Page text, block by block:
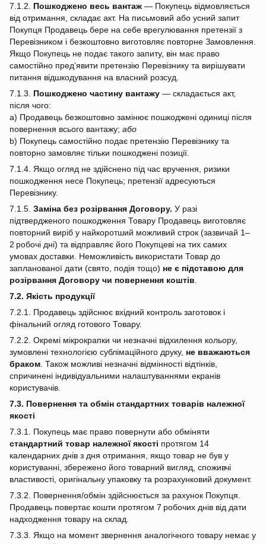
7.1.2. Пошкоджено весь вантаж — Покупець відмовляється
від отримання, складає акт. На письмовий або усний запит
Покупця Продавець бере на себе врегулювання претензії з
Перевізником і безкоштовно виготовляє повторне Замовлення.
Якщо Покупець не подає такого запиту, він має право
самостійно пред’явити претензію Перевізнику та вирішувати
питання відшкодування на власний розсуд.
7.1.3. Пошкоджено частину вантажу — складається акт,
після чого:
a) Продавець безкоштовно замінює пошкоджені одиниці після
повернення всього вантажу; або
b) Покупець самостійно подає претензію Перевізнику та
повторно замовляє тільки пошкоджені позиції.
7.1.4. Якщо огляд не здійснено під час вручення, ризики
пошкодження несе Покупець; претензії адресуються
Перевізнику.
7.1.5. Заміна без розірвання Договору. У разі
підтвердженого пошкодження Товару Продавець виготовляє
повторний виріб у найкоротший можливий строк (зазвичай 1–
2 робочі дні) та відправляє його Покупцеві на тих самих
умовах доставки. Неможливість використати Товар до
запланованої дати (свято, подія тощо) не є підставою для
розірвання Договору чи повернення коштів
7.2. Якість продукції
7.2.1. Продавець здійснює вхідний контроль заготовок і
фінальний огляд готового Товару.
7.2.2. Окремі мікрокрапки чи незначні відхилення кольору,
зумовлені технологією сублімаційного друку, не вважаються
браком . Також можливі незначні відмінності відтінків,
спричинені індивідуальними налаштуваннями екранів
користувачів.
7.3. Повернення та обмін стандартних товарів належної
якості
7.3.1. Покупець має право повернути або обміняти
стандартний товар належної якості протягом 14
календарних днів з дня отримання, якщо товар не був у
користуванні, збережено його товарний вигляд, споживчі
властивості, оригінальну упаковку та розрахунковий документ.
7.3.2. Повернення/обмін здійснюється за рахунок Покупця.
Продавець повертає кошти протягом 7 робочих днів від дати
надходження товару на склад.
7.3.3. Якщо на момент звернення аналогічного товару немає у